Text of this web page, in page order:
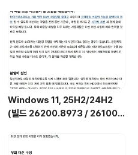
업데이트(KB5101682) 통합 []
Windows 11, 25H2/24H2
(빌드 26200.8973 / 26100.
판 [한글/영문판]